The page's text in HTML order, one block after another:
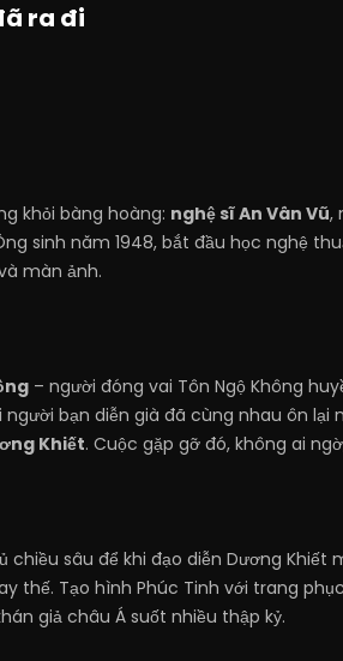
ra đi
khỏi bàng hoàng: nghệ sĩ An Vân Vũ,
sinh năm 1948, bắt đầu học nghệ
màn ảnh.
– người đóng vai Tôn Ngộ Không
bạn diễn già đã cùng nhau ôn lại
Khiết. Cuộc gặp gỡ đó, không ai
sâu để khi đạo diễn Dương Khiết
thế. Tạo hình Phúc Tinh với trang
giả châu Á suốt nhiều thập kỷ.